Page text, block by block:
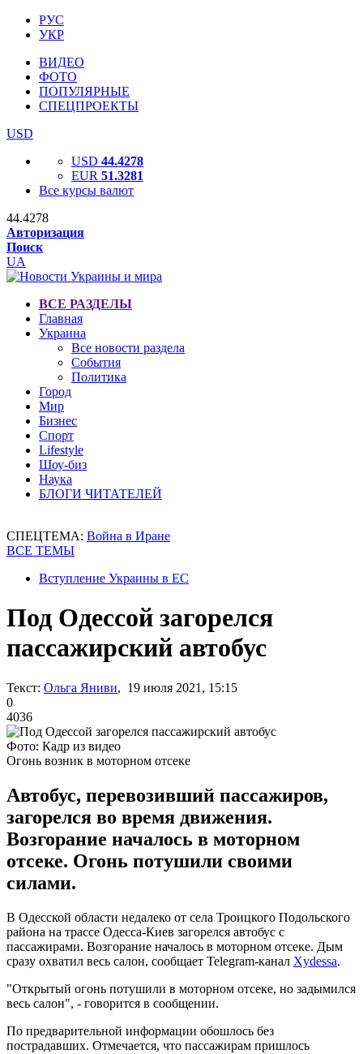
РУС
УКР
ВИДЕО
ФОТО
ПОПУЛЯРНЫЕ
СПЕЦПРОЕКТЫ
USD
USD 44.4278
EUR 51.3281
Все курсы валют
44.4278
Авторизация
Поиск
UA
ВСЕ РАЗДЕЛЫ
Главная
Украина
Все новости раздела
События
Политика
Город
Мир
Бизнес
Спорт
Lifestyle
Шоу-биз
Наука
БЛОГИ ЧИТАТЕЛЕЙ
СПЕЦТЕМА: Война в Иране
ВСЕ ТЕМЫ
Вступление Украины в ЕС
Под Одессой загорелся
пассажирский автобус
Текст: Ольга Яниви, 19 июля 2021, 15:15
0
4036
Фото: Кадр из видео
Огонь возник в моторном отсеке
Автобус, перевозивший пассажиров,
загорелся во время движения.
Возгорание началось в моторном
отсеке. Огонь потушили своими
силами.
В Одесской области недалеко от села Троицкого Подольского
района на трассе Одесса-Киев загорелся автобус с
пассажирами. Возгорание началось в моторном отсеке. Дым
сразу охватил весь салон, сообщает Telegram-канал Xydessa.
"Открытый огонь потушили в моторном отсеке, но задымился
весь салон", - говорится в сообщении.
По предварительной информации обошлось без
пострадавших. Отмечается, что пассажирам пришлось